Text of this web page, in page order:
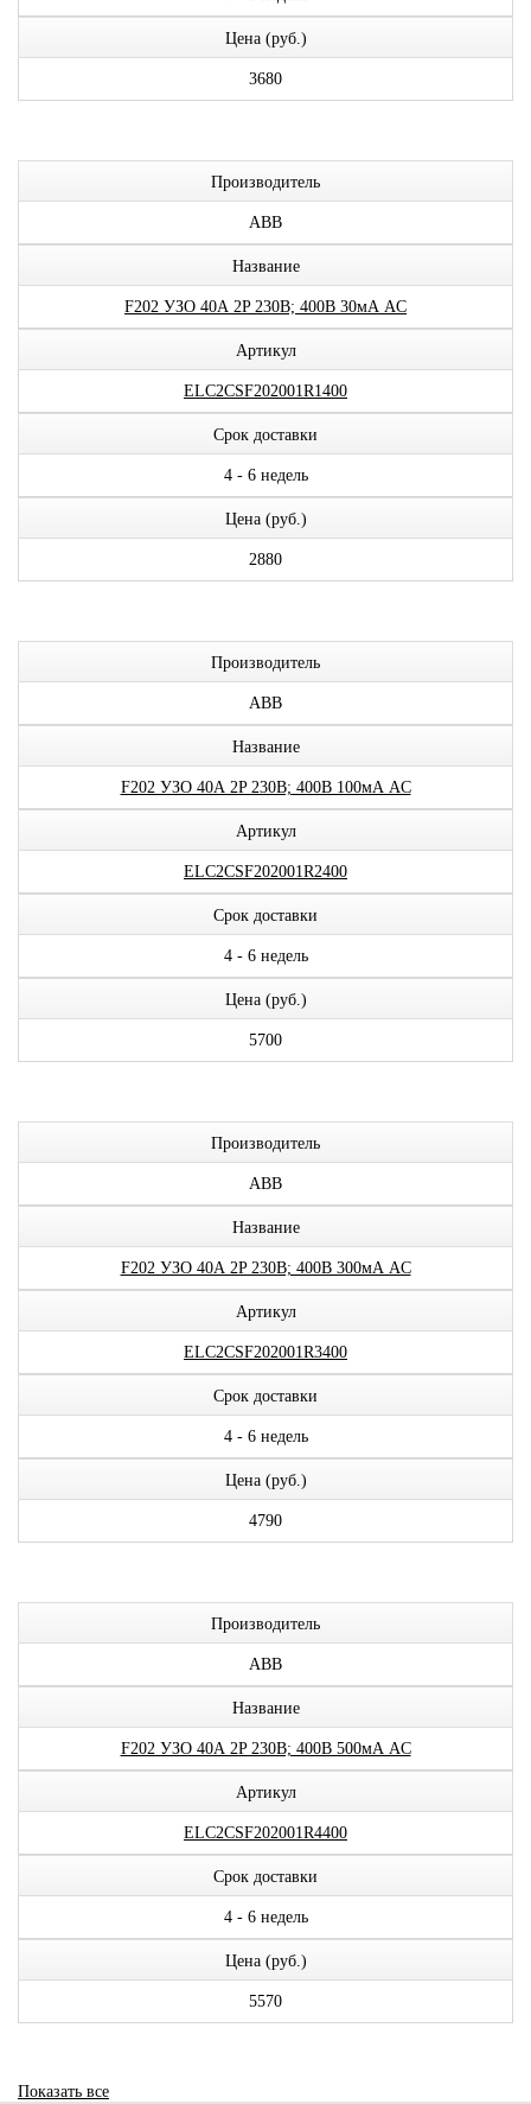
Цена (руб.)
3680
Производитель
ABB
Название
F202 УЗО 40А 2P 230В; 400В 30мА AC
Артикул
ELC2CSF202001R1400
Срок доставки
4 - 6 недель
Цена (руб.)
2880
Производитель
ABB
Название
F202 УЗО 40А 2P 230В; 400В 100мА AC
Артикул
ELC2CSF202001R2400
Срок доставки
4 - 6 недель
Цена (руб.)
5700
Производитель
ABB
Название
F202 УЗО 40А 2P 230В; 400В 300мА AC
Артикул
ELC2CSF202001R3400
Срок доставки
4 - 6 недель
Цена (руб.)
4790
Производитель
ABB
Название
F202 УЗО 40А 2P 230В; 400В 500мА AC
Артикул
ELC2CSF202001R4400
Срок доставки
4 - 6 недель
Цена (руб.)
5570
Показать все